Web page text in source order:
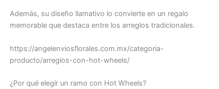
Además, su diseño llamativo lo convierte en un regalo
memorable que destaca entre los arreglos tradicionales.
https://angelenviosflorales.com.mx/categoria-
producto/arreglos-con-hot-wheels/
¿Por qué elegir un ramo con Hot Wheels?